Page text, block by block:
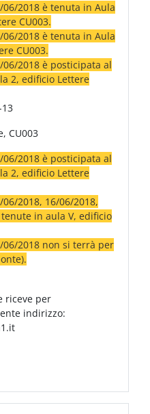
06/2018 è tenuta in Aula
CU003.
06/2018 è tenuta in Aula
CU003.
06/2018 è posticipata al
2, edificio Lettere
CU003
06/2018 è posticipata al
2, edificio Lettere
2018, 16/06/2018,
in aula V, edificio
06/2018 non si terrà per
riceve per
indirizzo: